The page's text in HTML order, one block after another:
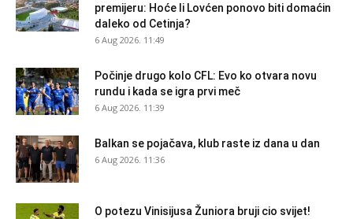
premijeru: Hoće li Lovćen ponovo biti domaćin
daleko od Cetinja?
6 Aug 2026. 11:49
Počinje drugo kolo CFL: Evo ko otvara novu
rundu i kada se igra prvi meč
6 Aug 2026. 11:39
Balkan se pojačava, klub raste iz dana u dan
6 Aug 2026. 11:36
O potezu Vinisijusa Žuniora bruji cio svijet!